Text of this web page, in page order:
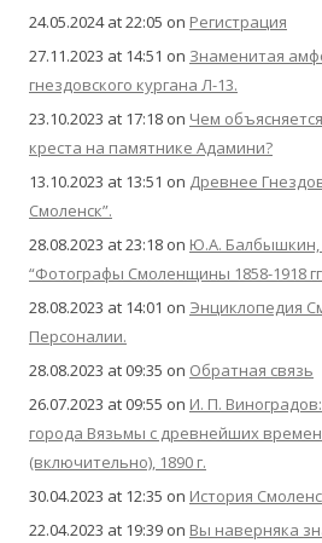
24.05.2024 at 22:05 on Регистрация
27.11.2023 at 14:51 on Знаменитая
гнездовского кургана Л-13.
23.10.2023 at 17:18 on Чем
креста на памятнике Адамини?
13.10.2023 at 13:51 on Древнее
Смоленск”.
28.08.2023 at 23:18 on Ю.А. Балбышкин,
“Фотографы Смоленщины 1858-1918
28.08.2023 at 14:01 on Энциклопедия
Персоналии.
28.08.2023 at 09:35 on Обратная связь
26.07.2023 at 09:55 on И. П.
города Вязьмы с древнейших времен
(включительно), 1890 г.
30.04.2023 at 12:35 on История
22.04.2023 at 19:39 on Вы наверняка